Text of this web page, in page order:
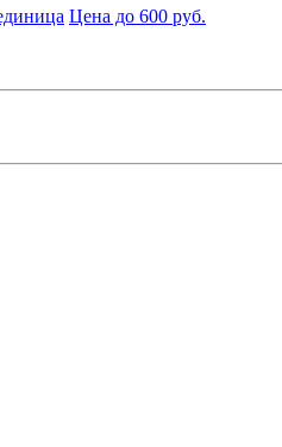
Цена до 600 руб.